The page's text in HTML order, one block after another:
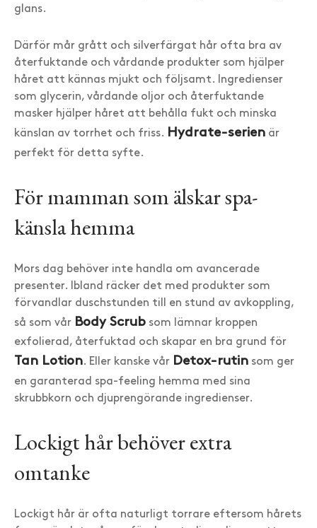
glans.
Därför mår grått och silverfärgat hår ofta bra av
återfuktande och vårdande produkter som hjälper
håret att kännas mjukt och följsamt. Ingredienser
som glycerin, vårdande oljor och återfuktande
masker hjälper håret att behålla fukt och minska
känslan av torrhet och friss. Hydrate-serien är
perfekt för detta syfte.
För mamman som älskar spa-
känsla hemma
Mors dag behöver inte handla om avancerade
presenter. Ibland räcker det med produkter som
förvandlar duschstunden till en stund av avkoppling,
så som vår Body Scrub som lämnar kroppen
exfolierad, återfuktad och skapar en bra grund för
Tan Lotion. Eller kanske vår Detox-rutin som ger
en garanterad spa-feeling hemma med sina
skrubbkorn och djuprengörande ingredienser.
Lockigt hår behöver extra
omtanke
Lockigt hår är ofta naturligt torrare eftersom hårets